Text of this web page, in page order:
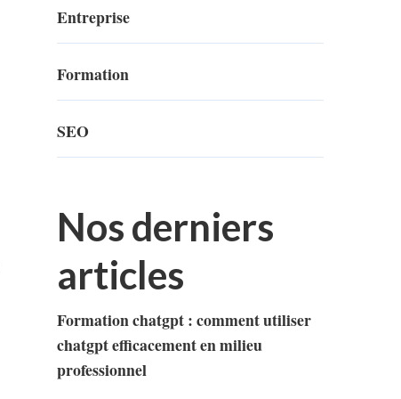
Entreprise
Formation
SEO
Nos derniers
articles
Formation chatgpt : comment utiliser
chatgpt efficacement en milieu
professionnel